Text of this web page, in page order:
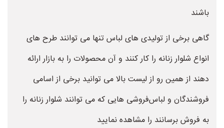
باشند
گاهی برخی از تولیدی های لباس تنها می توانند طرح های
انواع شلوار زنانه را کار کنند و آن محصولات را به بازار ارائه
دهند از همین رو از لیست بالا می توانید برخی از اسامی
فروشندگان و لباس‌فروشی هایی که می توانند شلوار زنانه را
به فروش برسانند را مشاهده نمایید